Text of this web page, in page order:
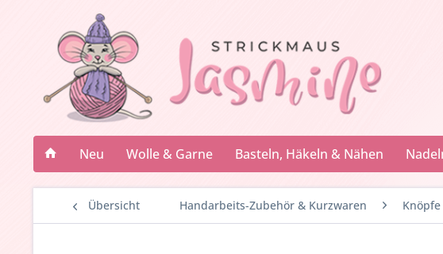
Neu Wolle & Garne Basteln, Häkeln & Nähen
Übersicht Handarbeits-Zubehör & Kurzwaren Knöpfe